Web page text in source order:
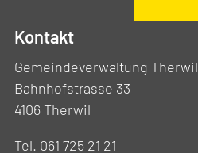
Kontakt
Gemeindeverwaltung Therwil
Bahnhofstrasse 33
4106 Therwil
Tel. 061 725 21 21